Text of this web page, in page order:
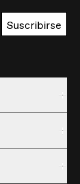
Suscribirse